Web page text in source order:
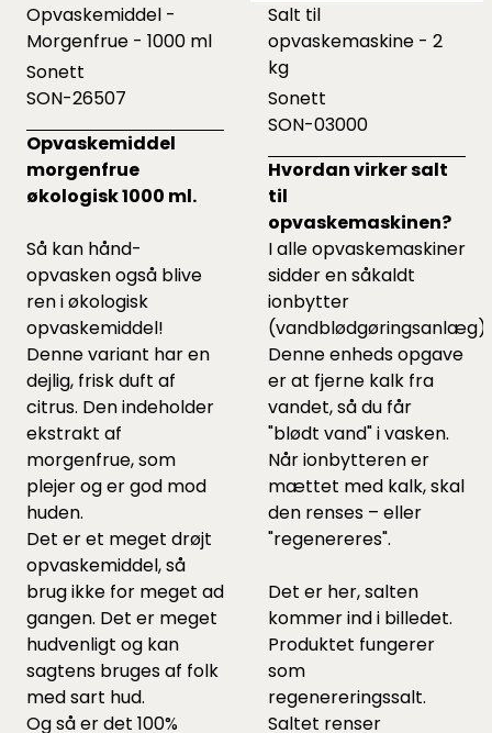
Opvaskemiddel -
Morgenfrue - 1000 ml
Sonett
SON-26507
Opvaskemiddel
morgenfrue
økologisk 1000 ml.
Så kan hånd-
opvasken også blive
ren i økologisk
opvaskemiddel!
Denne variant har en
dejlig, frisk duft af
citrus. Den indeholder
ekstrakt af
morgenfrue, som
plejer og er god mod
huden.
Det er et meget drøjt
opvaskemiddel, så
brug ikke for meget ad
gangen. Det er meget
hudvenligt og kan
sagtens bruges af folk
med sart hud.
Og så er det 100%
Salt til
opvaskemaskine - 2
kg
Sonett
SON-03000
Hvordan virker salt
til
opvaskemaskinen?
I alle opvaskemaskiner
sidder en såkaldt
ionbytter
(vandblødgøringsanlæg).
Denne enheds opgave
er at fjerne kalk fra
vandet, så du får
"blødt vand" i vasken.
Når ionbytteren er
mættet med kalk, skal
den renses – eller
"regenereres".
Det er her, salten
kommer ind i billedet.
Produktet fungerer
som
regenereringssalt.
Saltet renser